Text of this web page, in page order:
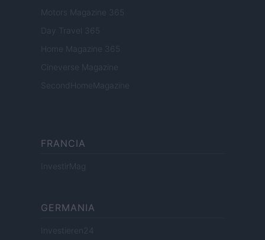
Motors Magazine 365
Day Travel 365
Home Magazine 365
Cineverse Magazine
SecondHomeMagazine
FRANCIA
InvestirMag
GERMANIA
Investieren24